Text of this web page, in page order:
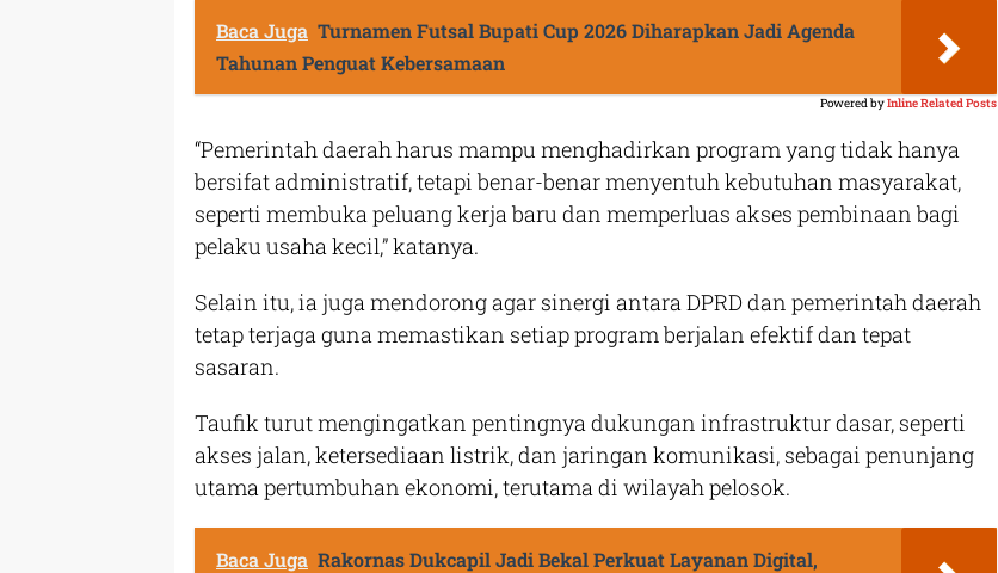
Baca Juga Turnamen Futsal Bupati Cup 2026 Diharapkan Jadi Agenda
Tahunan Penguat Kebersamaan
Powered byInline Related Posts
“Pemerintah daerah harus mampu menghadirkan program yang tidak hanya
bersifat administratif, tetapi benar-benar menyentuh kebutuhan masyarakat,
seperti membuka peluang kerja baru dan memperluas akses pembinaan bagi
pelaku usaha kecil,” katanya.
Selain itu, ia juga mendorong agar sinergi antara DPRD dan pemerintah daerah
tetap terjaga guna memastikan setiap program berjalan efektif dan tepat
sasaran.
Taufik turut mengingatkan pentingnya dukungan infrastruktur dasar, seperti
akses jalan, ketersediaan listrik, dan jaringan komunikasi, sebagai penunjang
utama pertumbuhan ekonomi, terutama di wilayah pelosok.
Baca Juga Rakornas Dukcapil Jadi Bekal Perkuat Layanan Digital,